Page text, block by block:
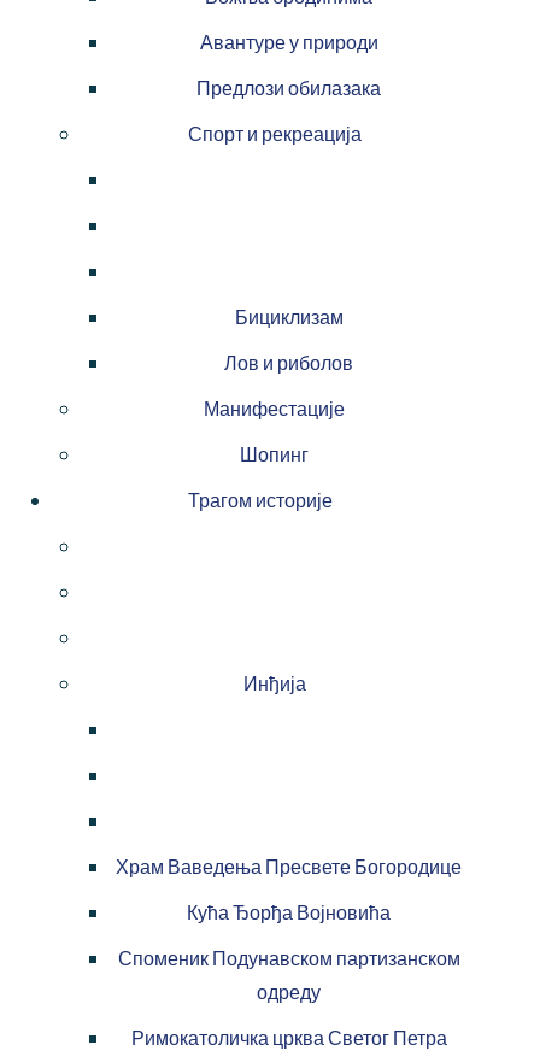
Авантуре у природи
Предлози обилазака
Спорт и рекреација
Бициклизам
Лов и риболов
Манифестације
Шопинг
Трагом историје
Инђија
Храм Ваведења Пресвете Богородице
Кућа Ђорђа Војновића
Споменик Подунавском партизанском
одреду
Римокатоличка црква Светог Петра